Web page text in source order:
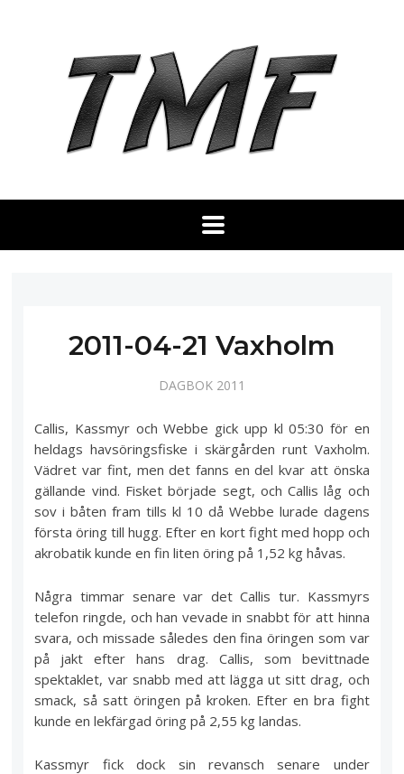
2011-04-21 Vaxholm
DAGBOK 2011
Callis, Kassmyr och Webbe gick upp kl 05:30 för en
heldags havsöringsfiske i skärgården runt Vaxholm.
Vädret var fint, men det fanns en del kvar att önska
gällande vind. Fisket började segt, och Callis låg och
sov i båten fram tills kl 10 då Webbe lurade dagens
första öring till hugg. Efter en kort fight med hopp och
akrobatik kunde en fin liten öring på 1,52 kg håvas.
Några timmar senare var det Callis tur. Kassmyrs
telefon ringde, och han vevade in snabbt för att hinna
svara, och missade således den fina öringen som var
på jakt efter hans drag. Callis, som bevittnade
spektaklet, var snabb med att lägga ut sitt drag, och
smack, så satt öringen på kroken. Efter en bra fight
kunde en lekfärgad öring på 2,55 kg landas.
Kassmyr fick dock sin revansch senare under